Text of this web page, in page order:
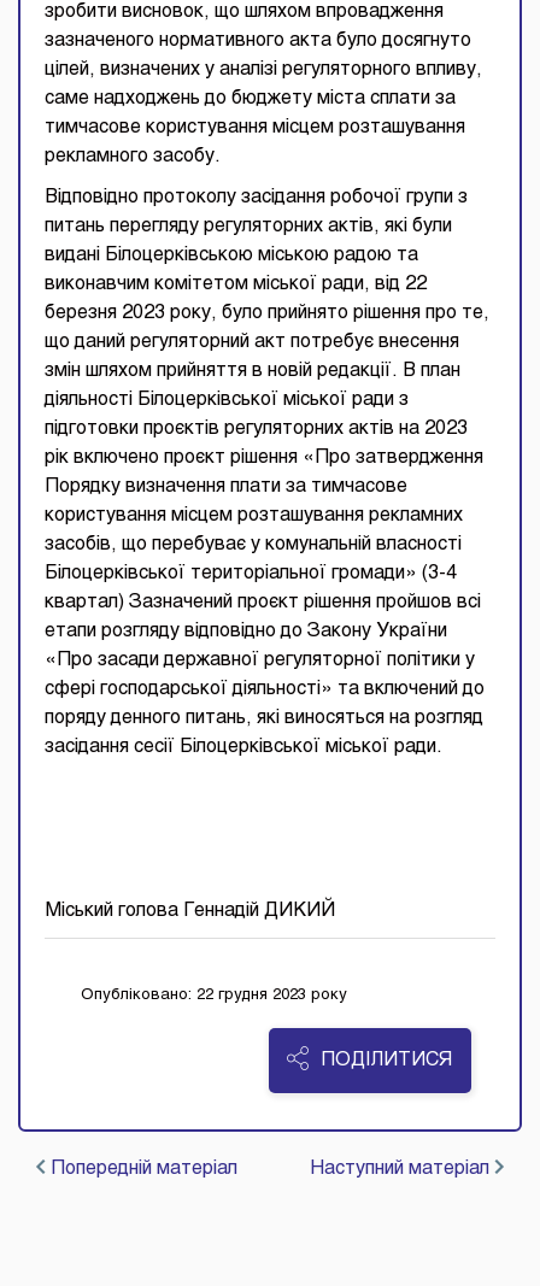
зробити висновок, що шляхом впровадження
зазначеного нормативного акта було досягнуто
цілей, визначених у аналізі регуляторного впливу,
саме надходжень до бюджету міста сплати за
тимчасове користування місцем розташування
рекламного засобу.
Відповідно протоколу засідання робочої групи з
питань перегляду регуляторних актів, які були
видані Білоцерківською міською радою та
виконавчим комітетом міської ради, від 22
березня 2023 року, було прийнято рішення про те,
що даний регуляторний акт потребує внесення
змін шляхом прийняття в новій редакції. В план
діяльності Білоцерківської міської ради з
підготовки проєктів регуляторних актів на 2023
рік включено проєкт рішення «Про затвердження
Порядку визначення плати за тимчасове
користування місцем розташування рекламних
засобів, що перебуває у комунальній власності
Білоцерківської територіальної громади» (3-4
квартал) Зазначений проєкт рішення пройшов всі
етапи розгляду відповідно до Закону України
«Про засади державної регуляторної політики у
сфері господарської діяльності» та включений до
поряду денного питань, які виносяться на розгляд
засідання сесії Білоцерківської міської ради.
Міський голова Геннадій ДИКИЙ
Опубліковано: 22 грудня 2023 року
ПОДІЛИТИСЯ
Попередній матеріал Наступний матеріал